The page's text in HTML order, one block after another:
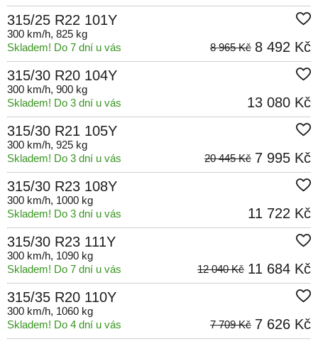
315/25 R22 101Y
300 km/h, 825 kg
Skladem! Do 7 dní u vás
8 492 Kč
8 965 Kč
315/30 R20 104Y
300 km/h, 900 kg
Skladem! Do 3 dní u vás
13 080 Kč
315/30 R21 105Y
300 km/h, 925 kg
Skladem! Do 3 dní u vás
7 995 Kč
20 445 Kč
315/30 R23 108Y
300 km/h, 1000 kg
Skladem! Do 3 dní u vás
11 722 Kč
315/30 R23 111Y
300 km/h, 1090 kg
Skladem! Do 7 dní u vás
11 684 Kč
12 040 Kč
315/35 R20 110Y
300 km/h, 1060 kg
Skladem! Do 4 dní u vás
7 626 Kč
7 709 Kč